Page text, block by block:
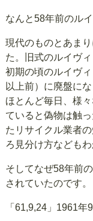
なんと58年前のル
現代のものとあま
た。旧式のルイヴ
初期の頃のルイヴ
以上前）に廃盤に
ほとんど毎日、様
ていると偽物は触
たリサイクル業者
ろ見分け方なども
そしてなぜ58年前
されていたのです。
「61,9,24」1961年